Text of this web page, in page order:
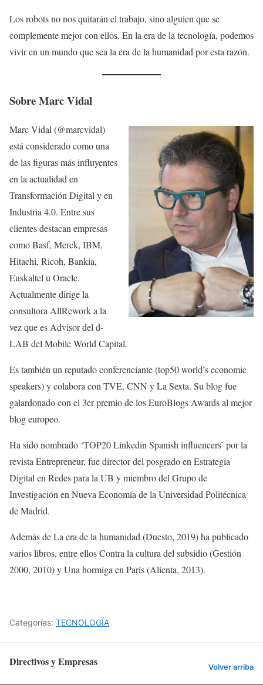
Los robots no nos quitarán el trabajo, sino alguien que se
complemente mejor con ellos. En la era de la tecnología, podemos
vivir en un mundo que sea la era de la humanidad por esta razón.
Sobre Marc Vidal
Marc Vidal (@marcvidal)
está considerado como una
de las figuras más influyentes
en la actualidad en
Transformación Digital y en
Industria 4.0. Entre sus
clientes destacan empresas
como Basf, Merck, IBM,
Hitachi, Ricoh, Bankia,
Euskaltel u Oracle.
Actualmente dirige la
consultora AllRework a la
vez que es Advisor del d-
LAB del Mobile World Capital.
Es también un reputado conferenciante (top50 world’s economic
speakers) y colabora con TVE, CNN y La Sexta. Su blog fue
galardonado con el 3er premio de los EuroBlogs Awards al mejor
blog europeo.
Ha sido nombrado ‘TOP20 Linkedin Spanish influencers’ por la
revista Entrepreneur, fue director del posgrado en Estrategia
Digital en Redes para la UB y miembro del Grupo de
Investigación en Nueva Economía de la Universidad Politécnica
de Madrid.
Además de La era de la humanidad (Duesto, 2019) ha publicado
varios libros, entre ellos Contra la cultura del subsidio (Gestión
2000, 2010) y Una hormiga en París (Alienta, 2013).
Categorías: TECNOLOGÍA
Directivos y Empresas Volver arriba